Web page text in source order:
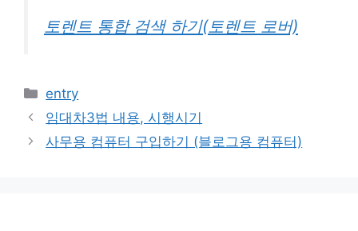
토렌트 통합 검색 하기(토렌트 로버)
카
테
리
entry
임대차3법 내용, 시행시기
사무용 컴퓨터 구입하기 (블로그용 컴퓨터)